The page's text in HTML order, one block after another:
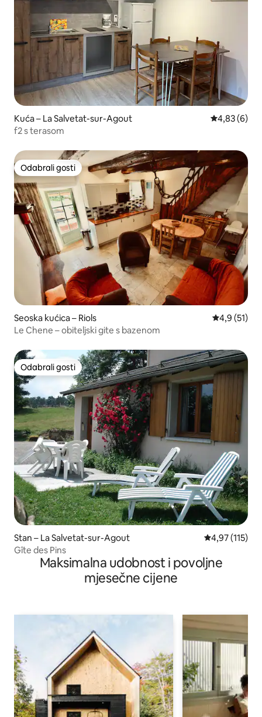
Kuća – La Salvetat-sur-Agout Prosječna
4,83 (6)
f2 s terasom
Odabrali gosti
Odabrali gosti
Seoska kućica – Riols Prosječna
4,9 (51)
Le Chene – obiteljski gite s bazenom
Odabrali gosti
Odabrali gosti
Stan – La Salvetat-sur-Agout Prosječna
4,97 (115)
Gîte des Pins
Maksimalna udobnost i povoljne
mjesečne cijene